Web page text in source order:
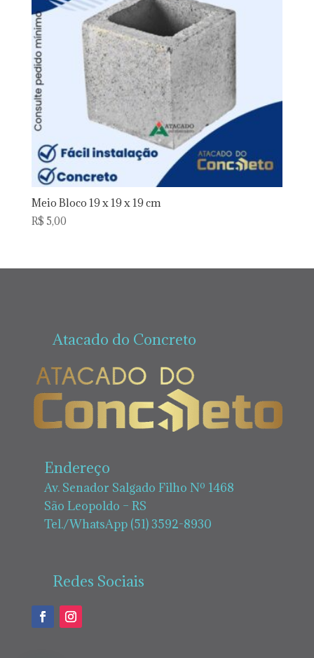
Meio Bloco 19 x 19 x 19 cm
R$ 5,00
Atacado do Concreto
Endereço
Av. Senador Salgado Filho Nº 1468
São Leopoldo – RS
Tel./WhatsApp (51) 3592-8930
Redes Sociais